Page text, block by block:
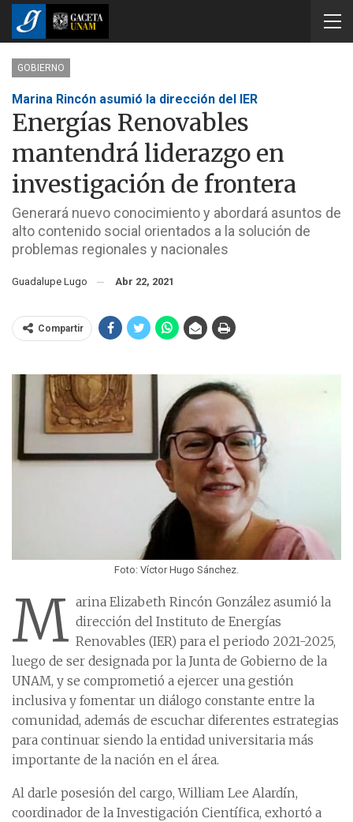
GOBIERNO
Marina Rincón asumió la dirección del IER
Energías Renovables
mantendrá liderazgo en
investigación de frontera
Generará nuevo conocimiento y abordará asuntos de
alto contenido social orientados a la solución de
problemas regionales y nacionales
Guadalupe Lugo Abr 22, 2021
Compartir
Foto: Víctor Hugo Sánchez.
M arina Elizabeth Rincón González asumió la
dirección del Instituto de Energías
Renovables (IER) para el periodo 2021-2025,
luego de ser designada por la Junta de Gobierno de la
UNAM, y se comprometió a ejercer una gestión
inclusiva y fomentar un diálogo constante entre la
comunidad, además de escuchar diferentes estrategias
para continuar siendo la entidad universitaria más
importante de la nación en el área.
Al darle posesión del cargo, William Lee Alardín,
coordinador de la Investigación Científica, exhortó a